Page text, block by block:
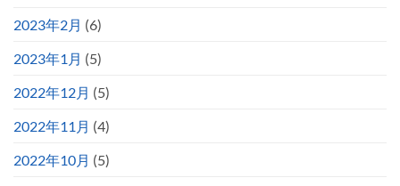
2023年2月 (6)
2023年1月 (5)
2022年12月 (5)
2022年11月 (4)
2022年10月 (5)